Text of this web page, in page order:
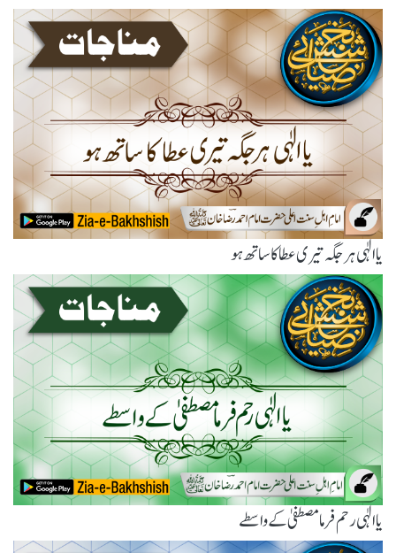
یاالٰہی ہر جگہ تیری عطا کا ساتھ ہو
یاالٰہی رحم فرما مصطفیٰ کے واسطے